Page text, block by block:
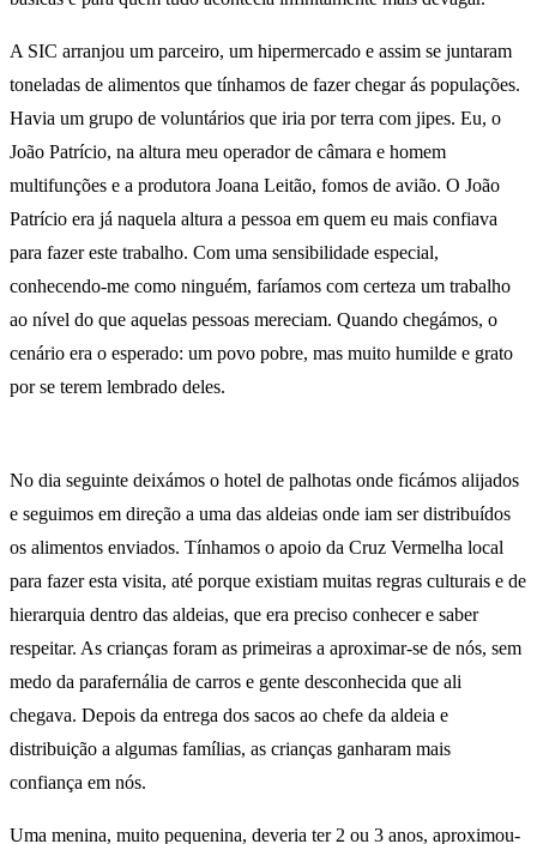
A SIC arranjou um parceiro, um hipermercado e assim se juntaram
toneladas de alimentos que tínhamos de fazer chegar ás populações.
Havia um grupo de voluntários que iria por terra com jipes. Eu, o
João Patrício, na altura meu operador de câmara e homem
multifunções e a produtora Joana Leitão, fomos de avião. O João
Patrício era já naquela altura a pessoa em quem eu mais confiava
para fazer este trabalho. Com uma sensibilidade especial,
conhecendo-me como ninguém, faríamos com certeza um trabalho
ao nível do que aquelas pessoas mereciam. Quando chegámos, o
cenário era o esperado: um povo pobre, mas muito humilde e grato
por se terem lembrado deles.
No dia seguinte deixámos o hotel de palhotas onde ficámos alijados
e seguimos em direção a uma das aldeias onde iam ser distribuídos
os alimentos enviados. Tínhamos o apoio da Cruz Vermelha local
para fazer esta visita, até porque existiam muitas regras culturais e de
hierarquia dentro das aldeias, que era preciso conhecer e saber
respeitar. As crianças foram as primeiras a aproximar-se de nós, sem
medo da parafernália de carros e gente desconhecida que ali
chegava. Depois da entrega dos sacos ao chefe da aldeia e
distribuição a algumas famílias, as crianças ganharam mais
confiança em nós.
Uma menina, muito pequenina, deveria ter 2 ou 3 anos, aproximou-